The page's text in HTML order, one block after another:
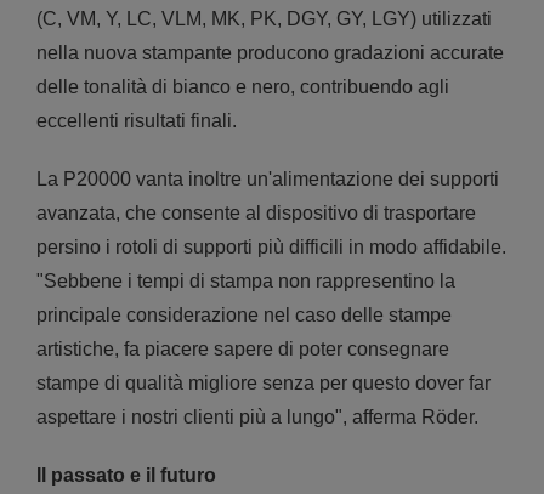
(C, VM, Y, LC, VLM, MK, PK, DGY, GY, LGY) utilizzati
nella nuova stampante producono gradazioni accurate
delle tonalità di bianco e nero, contribuendo agli
eccellenti risultati finali.
La P20000 vanta inoltre un'alimentazione dei supporti
avanzata, che consente al dispositivo di trasportare
persino i rotoli di supporti più difficili in modo affidabile.
"Sebbene i tempi di stampa non rappresentino la
principale considerazione nel caso delle stampe
artistiche, fa piacere sapere di poter consegnare
stampe di qualità migliore senza per questo dover far
aspettare i nostri clienti più a lungo", afferma Röder.
Il passato e il futuro